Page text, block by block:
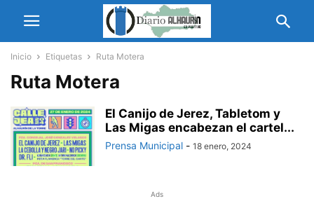
Inicio Etiquetas Ruta Motera
Ruta Motera
El Canijo de Jerez, Tabletom y
Las Migas encabezan el cartel...
Prensa Municipal - 18 enero, 2024
Ads